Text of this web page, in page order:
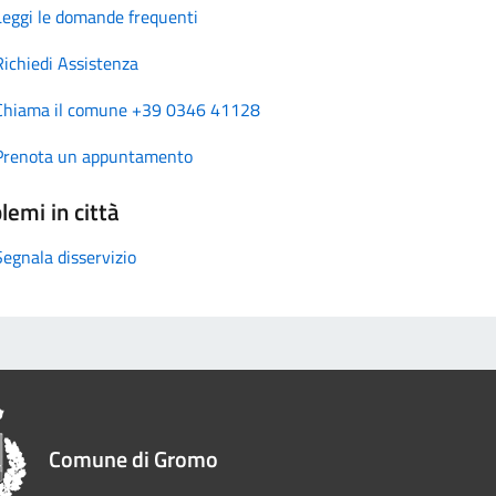
le domande frequenti
Assistenza
il comune +39 0346 41128
un appuntamento
in città
disservizio
Comune di Gromo